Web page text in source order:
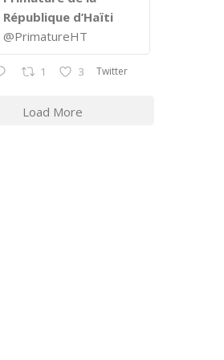
République d’Haïti
@PrimatureHT
1 3 Twitter
Load More